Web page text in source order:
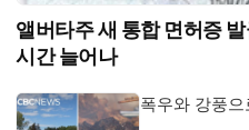
앨버타주 새 통합 면허증
시간 늘어나
폭우와 강풍